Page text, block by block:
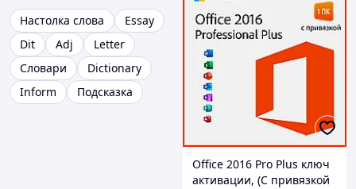
Настолка слова
Essay
Dit
Adj
Letter
Словари
Dictionary
Inform
Подсказка
Office 2016 Pro Plus ключ
активации, (С привязкой